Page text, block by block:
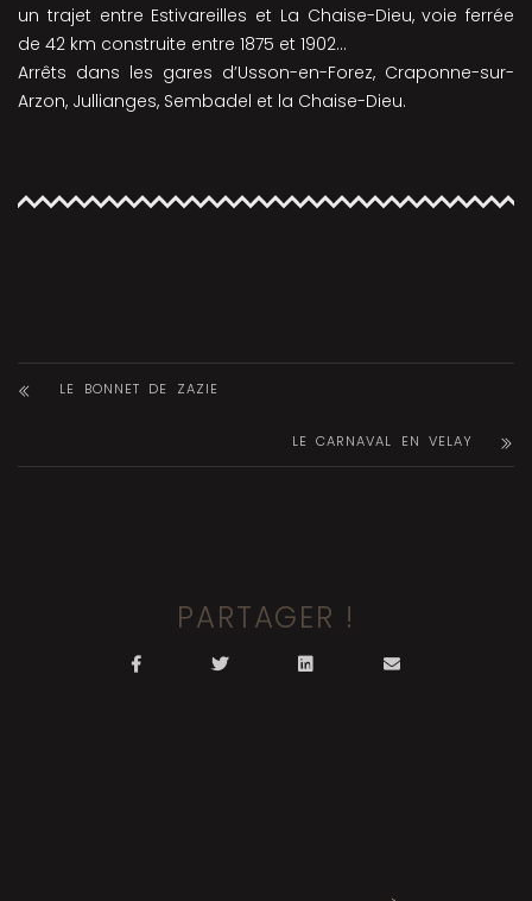
un trajet entre Estivareilles et La Chaise-Dieu, voie ferrée
de 42 km construite entre 1875 et 1902…
Arrêts dans les gares d’Usson-en-Forez, Craponne-sur-
Arzon, Jullianges, Sembadel et la Chaise-Dieu.
LE BONNET DE ZAZIE
LE CARNAVAL EN VELAY
PARTAGER !